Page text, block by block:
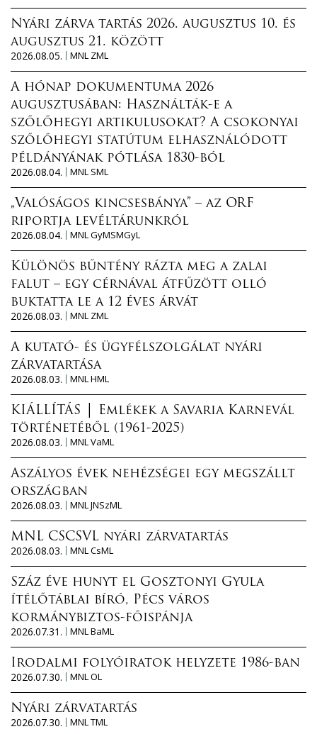
Nyári zárva tartás 2026. augusztus 10. és
augusztus 21. között
2026.08.05.
MNL ZML
A hónap dokumentuma 2026
augusztusában: Használták-e a
szőlőhegyi artikulusokat? A csokonyai
szőlőhegyi statútum elhasználódott
példányának pótlása 1830-ból
2026.08.04.
MNL SML
„Valóságos kincsesbánya” – az ORF
riportja levéltárunkról
2026.08.04.
MNL GyMSMGyL
Különös bűntény rázta meg a zalai
falut – egy cérnával átfűzött olló
buktatta le a 12 éves árvát
2026.08.03.
MNL ZML
A kutató- és ügyfélszolgálat nyári
zárvatartása
2026.08.03.
MNL HML
KIÁLLÍTÁS │ Emlékek a Savaria Karnevál
történetéből (1961-2025)
2026.08.03.
MNL VaML
Aszályos évek nehézségei egy megszállt
országban
2026.08.03.
MNL JNSzML
MNL CSCSVL nyári zárvatartás
2026.08.03.
MNL CsML
Száz éve hunyt el Gosztonyi Gyula
ítélőtáblai bíró, Pécs város
kormánybiztos-főispánja
2026.07.31.
MNL BaML
Irodalmi folyóiratok helyzete 1986-ban
2026.07.30.
MNL OL
Nyári zárvatartás
2026.07.30.
MNL TML